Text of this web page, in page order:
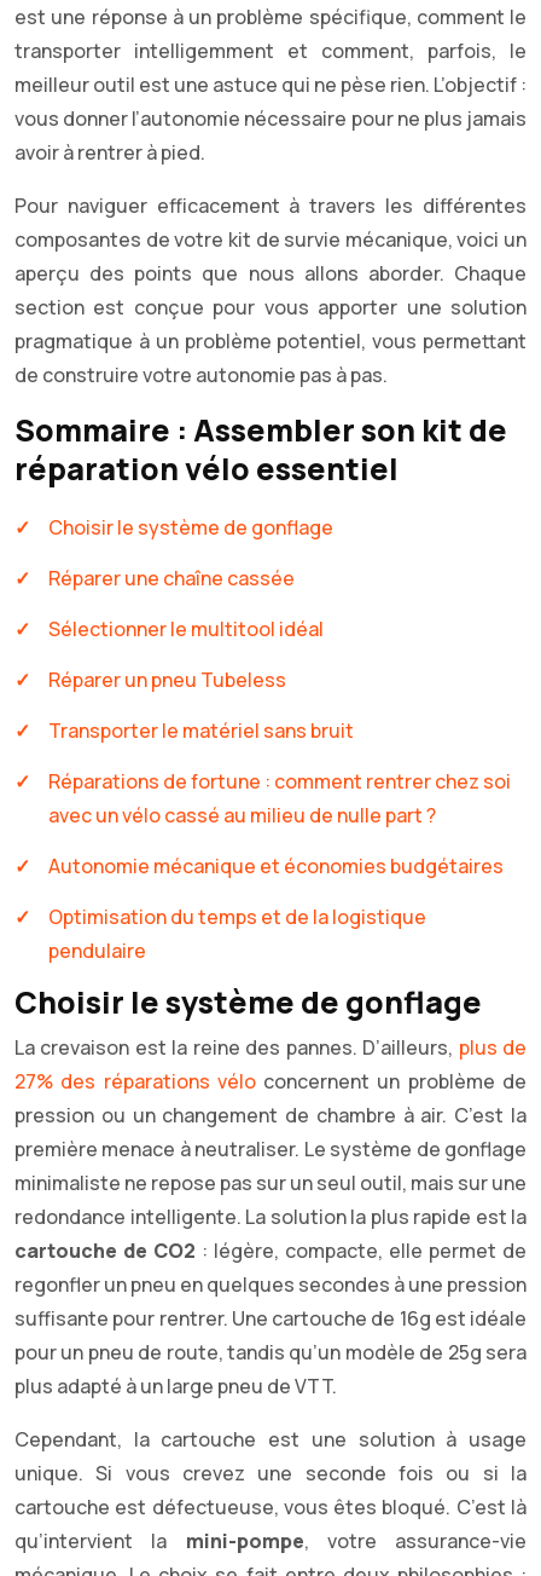
est une réponse à un problème spécifique, comment le
transporter intelligemment et comment, parfois, le
meilleur outil est une astuce qui ne pèse rien. L’objectif :
vous donner l’autonomie nécessaire pour ne plus jamais
avoir à rentrer à pied.
Pour naviguer efficacement à travers les différentes
composantes de votre kit de survie mécanique, voici un
aperçu des points que nous allons aborder. Chaque
section est conçue pour vous apporter une solution
pragmatique à un problème potentiel, vous permettant
de construire votre autonomie pas à pas.
Sommaire : Assembler son kit de
réparation vélo essentiel
Choisir le système de gonflage
Réparer une chaîne cassée
Sélectionner le multitool idéal
Réparer un pneu Tubeless
Transporter le matériel sans bruit
Réparations de fortune : comment rentrer chez soi
avec un vélo cassé au milieu de nulle part ?
Autonomie mécanique et économies budgétaires
Optimisation du temps et de la logistique
pendulaire
Choisir le système de gonflage
La crevaison est la reine des pannes. D’ailleurs, plus de
27% des réparations véloconcernent un problème de
pression ou un changement de chambre à air. C’est la
première menace à neutraliser. Le système de gonflage
minimaliste ne repose pas sur un seul outil, mais sur une
redondance intelligente. La solution la plus rapide est la
cartouche de CO2 : légère, compacte, elle permet de
regonfler un pneu en quelques secondes à une pression
suffisante pour rentrer. Une cartouche de 16g est idéale
pour un pneu de route, tandis qu’un modèle de 25g sera
plus adapté à un large pneu de VTT.
Cependant, la cartouche est une solution à usage
unique. Si vous crevez une seconde fois ou si la
cartouche est défectueuse, vous êtes bloqué. C’est là
qu’intervient la mini-pompe, votre assurance-vie